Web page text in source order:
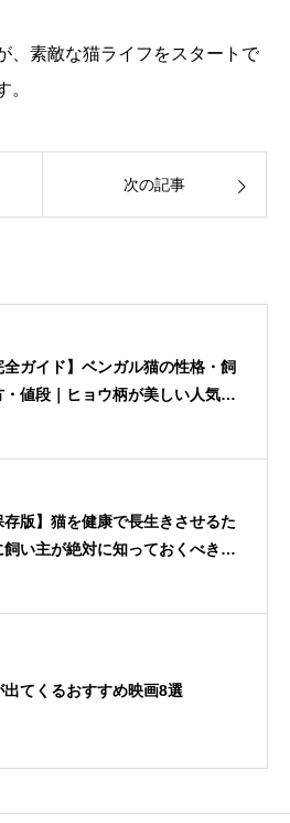
、素敵な猫ライフをスタートで
。
次の記事
全ガイド】ベンガル猫の性格・飼
・値段｜ヒョウ柄が美しい人気猫
存版】猫を健康で長生きさせるた
飼い主が絶対に知っておくべき7
出てくるおすすめ映画8選